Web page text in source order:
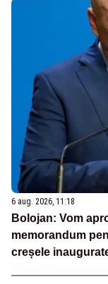
6 aug. 2026, 11:18
Bolojan: Vom
memorandum
creșele